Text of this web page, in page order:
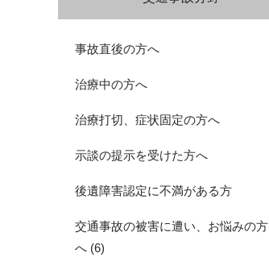
事故直後の方へ
治療中の方へ
治療打切、症状固定の方へ
示談の提示を受けた方へ
後遺障害認定に不満がある方
交通事故の被害に遭い、お悩みの方
へ (6)